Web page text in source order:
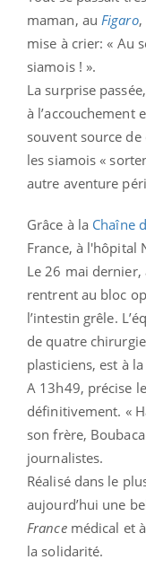
maman, au Figaro,
mise à crier: « Au
siamois ! ».
La surprise
à l’accouchement
souvent source
les siamois «
autre aventure
Grâce à la Chaîne
France, à l'hôpital
Le 26 mai
rentrent au bloc
l’intestin grêle.
de quatre
plasticiens, est à
A 13h49, précise
définitivement. «
son frère,
journalistes.
Réalisé dans le
aujourd’hui une
Francemédical et
la solidarité.